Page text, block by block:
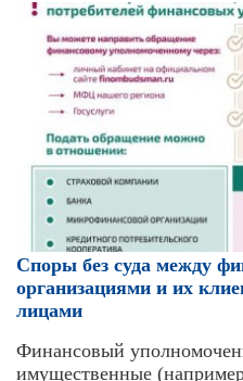
Cпоры без суда между
организациями и их
лицами
Финансовый
имущественные